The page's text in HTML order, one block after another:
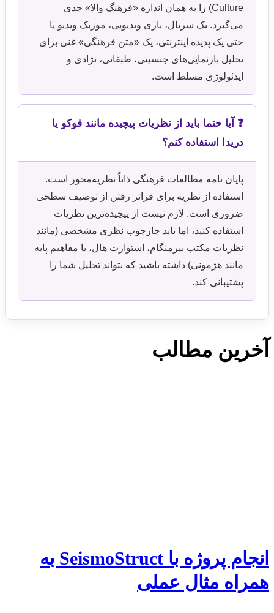
Culture) را به همان اندازه «فرهنگ والا» جدی
می‌گیرد. یک سریال، بازی ویدیویی، موزیک ویدیو یا
حتی یک پدیده اینترنتی، یک «متن فرهنگی» غنی برای
تحلیل بازنمایی‌های جنسیتی، طبقاتی، نژادی و
ایدئولوژی مسلط است.
❓ آیا حتما باید از نظریات پیچیده مانند فوکو یا
دریدا استفاده کنم؟
پایان نامه مطالعات فرهنگی ذاتاً نظریه‌محور است.
استفاده از نظریه برای فراتر رفتن از توصیف سطحی
ضروری است. لازم نیست از پیچیده‌ترین نظریات
استفاده کنید، اما باید چارچوب نظری مشخصی (مانند
نظریات مکتب بیرمنگام، استوارت هال، یا مفاهیم پایه
مانند هژمونی) داشته باشید که بتواند تحلیل شما را
پشتیبانی کند.
آخرین مطالب
انجام پروژه با SeismoStruct به
همراه مثال عملی